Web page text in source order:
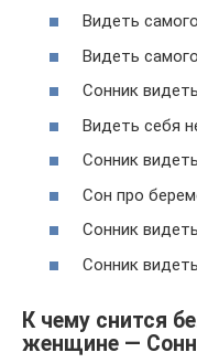
Видеть
Видеть
Сонник
Видеть себя
Сонник
Сон про
Сонник
Сонник
К чему снится
женщине —